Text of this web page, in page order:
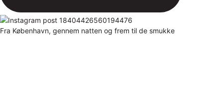
Fra København, gennem natten og frem til de smukke